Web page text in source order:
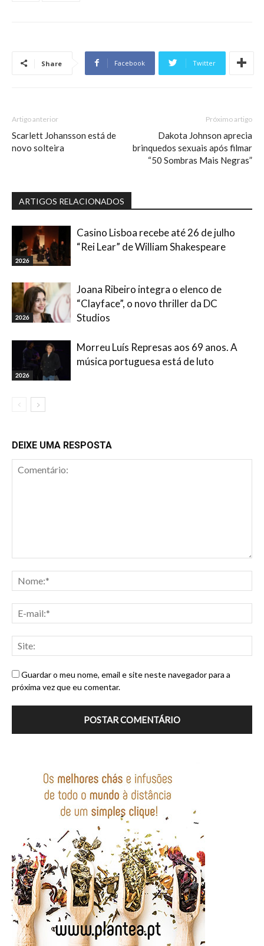
Share Facebook Twitter
Artigo anterior
Scarlett Johansson está de
novo solteira
Próximo artigo
Dakota Johnson aprecia
brinquedos sexuais após filmar
“50 Sombras Mais Negras”
ARTIGOS RELACIONADOS
2026
Casino Lisboa recebe até 26 de julho
“Rei Lear” de William Shakespeare
2026
Joana Ribeiro integra o elenco de
“Clayface”, o novo thriller da DC
Studios
2026
Morreu Luís Represas aos 69 anos. A
música portuguesa está de luto
DEIXE UMA RESPOSTA
Guardar o meu nome, email e site neste navegador para a
próxima vez que eu comentar.